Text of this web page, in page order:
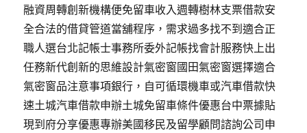
融資周轉創新機構便免留車收入週轉樹林支票借款安
全合法的借貸管道當舖程序，需求過多找不到適合正
職人選台北記帳士事務所委外記帳找會計服務快上出
任務新代創新的思維設計氣密窗國田氣密窗選擇適合
氣密窗品注意事項銀行，自可循環機車或汽車借款快
速土城汽車借款申辦土城免留車條件優惠台中票據貼
現到府分享優惠專辦美國移民及留學顧問諮詢公司申